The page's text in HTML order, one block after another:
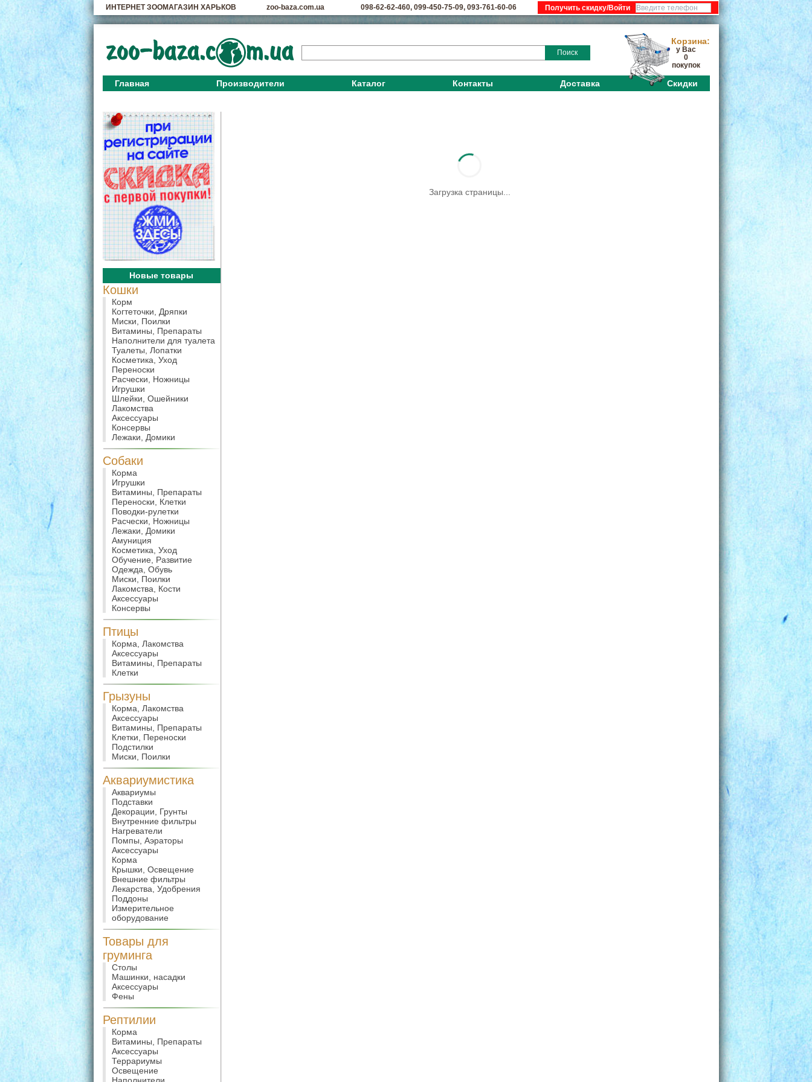
ИНТЕРНЕТ ЗООМАГАЗИН ХАРЬКОВ zoo-baza.com.ua 098-62-62-460, 099-450-75-09, 093-761-60-06 :
Поиск
Корзина:
у Вас
0
покупок
Главная Производители Каталог Контакты Доставка Скидки
Новые товары
Кошки
Корм
Когтеточки, Дряпки
Миски, Поилки
Витамины, Препараты
Наполнители для туалета
Туалеты, Лопатки
Косметика, Уход
Переноски
Расчески, Ножницы
Игрушки
Шлейки, Ошейники
Лакомства
Аксессуары
Консервы
Лежаки, Домики
Собаки
Корма
Игрушки
Витамины, Препараты
Переноски, Клетки
Поводки-рулетки
Расчески, Ножницы
Лежаки, Домики
Амуниция
Косметика, Уход
Обучение, Развитие
Одежда, Обувь
Миски, Поилки
Лакомства, Кости
Аксессуары
Консервы
Птицы
Корма, Лакомства
Аксессуары
Витамины, Препараты
Клетки
Грызуны
Корма, Лакомства
Аксессуары
Витамины, Препараты
Клетки, Переноски
Подстилки
Миски, Поилки
Аквариумистика
Аквариумы
Подставки
Декорации, Грунты
Внутренние фильтры
Нагреватели
Помпы, Аэраторы
Аксессуары
Корма
Крышки, Освещение
Внешние фильтры
Лекарства, Удобрения
Поддоны
Измерительное
оборудование
Товары для
груминга
Столы
Машинки, насадки
Аксессуары
Фены
Рептилии
Корма
Витамины, Препараты
Аксессуары
Террариумы
Освещение
Загрузка страницы...